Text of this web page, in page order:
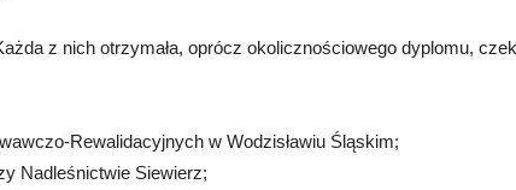
z nich otrzymała, oprócz okolicznościowego dyplomu, czek
Rewalidacyjnych w Wodzisławiu Śląskim;
Nadleśnictwie Siewierz;